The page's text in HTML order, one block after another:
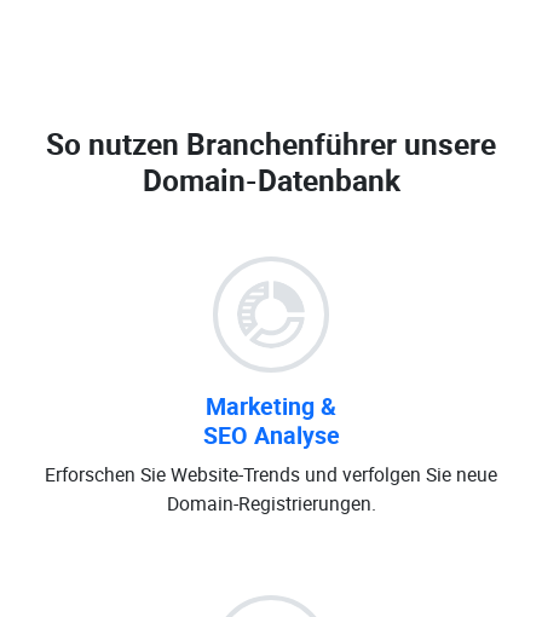
So nutzen Branchenführer unsere
Domain-Datenbank
Marketing &
SEO Analyse
Erforschen Sie Website-Trends und verfolgen Sie neue
Domain-Registrierungen.